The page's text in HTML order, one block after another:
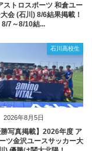
ストロスポーツ 和倉ユー
会 (石川) 8/6結果掲載！
8/7～8/10結...
2026年8月5日
石川高校生
写真掲載】2026年度 ア
ツ金沢ユースサッカー大